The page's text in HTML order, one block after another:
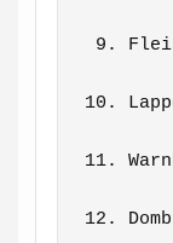
9.
10.
11.
12.